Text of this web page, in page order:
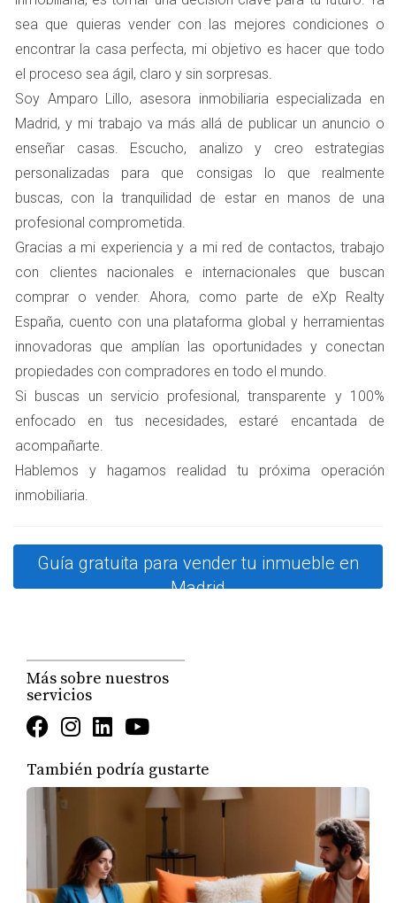
venta, sino que también puede impactar positivamente en
el precio y en los tiempos de negociación.
Ejercicio Práctico: La Mirada del Comprador
Para comenzar con este proceso, aquí tienes un ejercicio
práctico que puedes realizar:
Haz una lista de las características más destacadas
de tu vivienda.
Pide a un amigo o familiar que no haya estado en tu
casa recientemente que la visite y tome notas sobre
lo que le llama la atención.
Compara sus observaciones con las tuyas. ¿Hay
algo que te sorprenda?
Identifica elementos decorativos o personales que
podrían distraer a un comprador potencial.
Considera la posibilidad de realizar cambios
sencillos para hacer el espacio más neutral.
Este ejercicio no solo te ayudará a ver tu hogar desde la
perspectiva del comprador, sino que también te permitirá
tomar decisiones informadas sobre qué cambios realizar
antes de listar tu propiedad.
BARRIOS
despersonalización puede influir en la venta en tres
áreas clave: Salamanca, Retiro y Chamberí.
Caso Salamanca
En Salamanca, conocido por su exclusividad y elegancia,
los compradores suelen buscar propiedades listas para
entrar a vivir. Un propietario que decidió despersonalizar
su piso eliminó fotografías familiares y objetos
personales, optando por una decoración minimalista y
neutra. Como resultado, logró vender su propiedad en
sea que quieras vender con las mejores condiciones o
encontrar la casa perfecta, mi objetivo es hacer que todo
el proceso sea ágil, claro y sin sorpresas.
Soy Amparo Lillo, asesora inmobiliaria especializada en
Madrid, y mi trabajo va más allá de publicar un anuncio o
enseñar casas. Escucho, analizo y creo estrategias
personalizadas para que consigas lo que realmente
buscas, con la tranquilidad de estar en manos de una
profesional comprometida.
Gracias a mi experiencia y a mi red de contactos, trabajo
con clientes nacionales e internacionales que buscan
comprar o vender. Ahora, como parte de eXp Realty
España, cuento con una plataforma global y herramientas
innovadoras que amplían las oportunidades y conectan
propiedades con compradores en todo el mundo.
Si buscas un servicio profesional, transparente y 100%
enfocado en tus necesidades, estaré encantada de
acompañarte.
Hablemos y hagamos realidad tu próxima operación
inmobiliaria.
Guía gratuita para vender tu inmueble en
Madrid
Más sobre nuestros
servicios
También podría gustarte